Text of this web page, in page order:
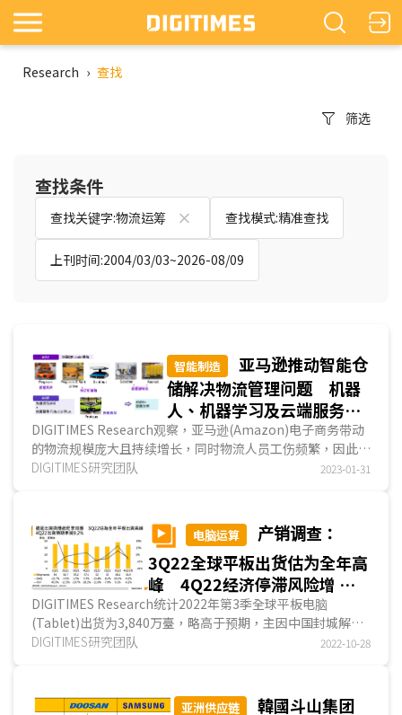
Research › 查找
筛选
查找条件
查找关键字:物流运筹 查找模式:精准查找
上刊时间:2004/03/03~2026-08/09
智能制造
亚马逊推动智能仓
储解决物流管理问题 机器
人、机器学习及云端服务是
发展关键
DIGITIMES Research观察，亚马逊(Amazon)电子商务带动
的物流规模庞大且持续增长，同时物流人员工伤频繁，因此大
力推动自动化及智能化，以解决物流需求及职场安全问...
DIGITIMES研究团队 2023-01-31
电脑运算
产销调查：
3Q22全球平板出货估为全年高
峰 4Q22经济停滞风险增 出
货将季减9%
DIGITIMES Research统计2022年第3季全球平板电脑
(Tablet)出货为3,840万臺，略高于预期，主因中国封城解除
后，苹果(Apple)回补出货，加上各品牌商采积极的销售策
DIGITIMES研究团队 2022-10-28
亚洲供应链
韓國斗山集团